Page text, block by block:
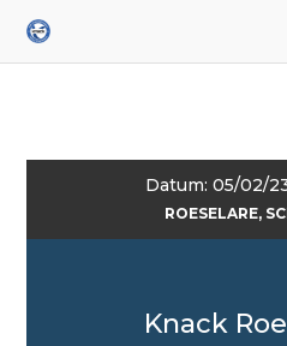
Datum: 05/02/
ROESELARE,
Knack